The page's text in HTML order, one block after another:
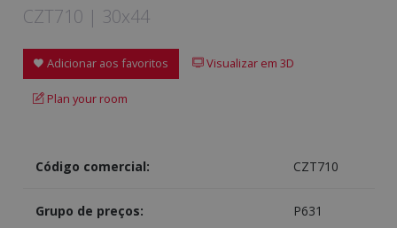
CZT710 | 30x44
Adicionar aos favoritos Visualizar em 3D
Plan your room
Código comercial: CZT710
Grupo de preços: P631